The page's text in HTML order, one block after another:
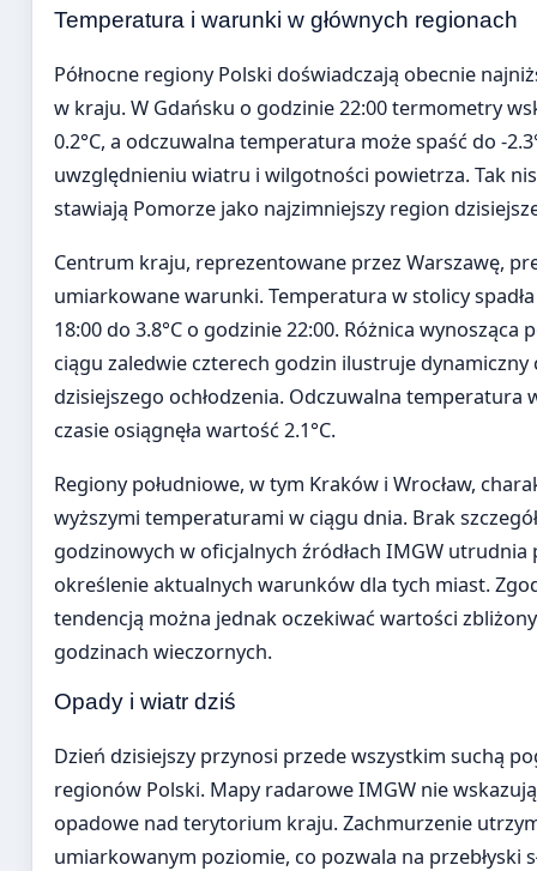
Temperatura i warunki w głównych regionach
Północne regiony Polski doświadczają obecnie
w kraju. W Gdańsku o godzinie 22:00 termometry
0.2°C, a odczuwalna temperatura może spaść do -
uwzględnieniu wiatru i wilgotności powietrza. Tak
stawiają Pomorze jako najzimniejszy region
Centrum kraju, reprezentowane przez Warszawę,
umiarkowane warunki. Temperatura w stolicy spadła
18:00 do 3.8°C o godzinie 22:00. Różnica wynosząca
ciągu zaledwie czterech godzin ilustruje
dzisiejszego ochłodzenia. Odczuwalna temperatura
czasie osiągnęła wartość 2.1°C.
Regiony południowe, w tym Kraków i Wrocław,
wyższymi temperaturami w ciągu dnia. Brak
godzinowych w oficjalnych źródłach IMGW utrudnia
określenie aktualnych warunków dla tych miast.
tendencją można jednak oczekiwać wartości
godzinach wieczornych.
Opady i wiatr dziś
Dzień dzisiejszy przynosi przede wszystkim suchą
regionów Polski. Mapy radarowe IMGW nie
opadowe nad terytorium kraju. Zachmurzenie
umiarkowanym poziomie, co pozwala na przebłyski